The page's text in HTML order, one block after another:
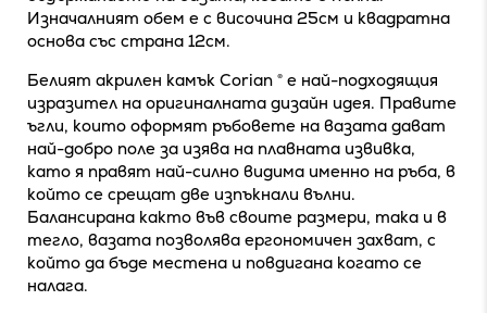
Изначалният обем е с височина 25см и квадратна
основа със страна 12см.
Белият акрилен камък Corian ® е най-подходящия
изразител на оригиналната дизайн идея. Правите
ъгли, които оформят ръбовете на вазата дават
най-добро поле за изява на плавната извивка,
като я правят най-силно видима именно на ръба, в
който се срещат две изпъкнали вълни.
Балансирана както във своите размери, така и в
тегло, вазата позволява ергономичен захват, с
който да бъде местена и повдигана когато се
налага.